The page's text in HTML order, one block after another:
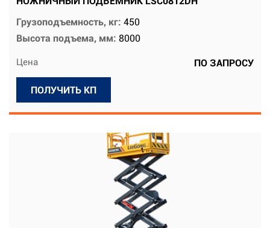
Грузоподъемность, кг: 450
Высота подъема, мм: 8000
Цена ПО ЗАПРОСУ
ПОЛУЧИТЬ КП